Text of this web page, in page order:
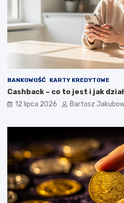
BANKOWOŚĆ KARTY KREDYTOWE
Cashback – co to jest i jak
12 lipca 2026 Bartosz